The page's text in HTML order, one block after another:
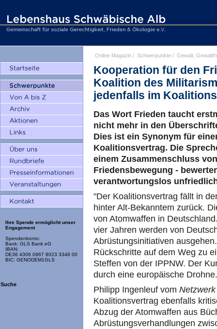
Ihre Spende ermöglicht unser
Engagement
Spendenkonto:
Bank: GLS Bank eG
IBAN:
DE36 4306 0967 8023 3348 00
BIC: GENODEM1GLS
Suche
Online Magazin / Schwerpunkte / Gewalt,
Kooperation für den
Koalition des
jedenfalls im
Das Wort Frieden taucht
nicht mehr in den
Dies ist ein Synonym für
Koalitionsvertrag. Die
einem Zusammenschluss
Friedensbewegung -
verantwortungslos
"Der Koalitionsvertrag fällt in
hinter Alt-Bekanntem zurück.
von Atomwaffen in
vier Jahren werden von
Abrüstungsinitiativen
Rückschritte auf dem Weg zu
Steffen von der IPPNW. Der
durch eine europäische Drohne.
Philipp Ingenleuf vom
Koalitionsvertrag ebenfalls
Abzug der Atomwaffen aus
Abrüstungsverhandlungen